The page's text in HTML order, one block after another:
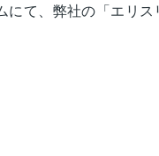
て、弊社の「エリ